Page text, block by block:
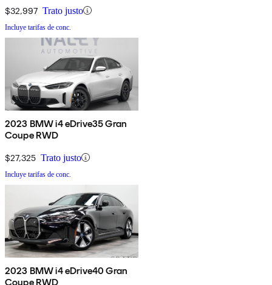
$32,997 Trato justo
Incluye tarifas de conc.
2023 BMW i4 eDrive35 Gran
Coupe RWD
$27,325 Trato justo
Incluye tarifas de conc.
2023 BMW i4 eDrive40 Gran
Coupe RWD